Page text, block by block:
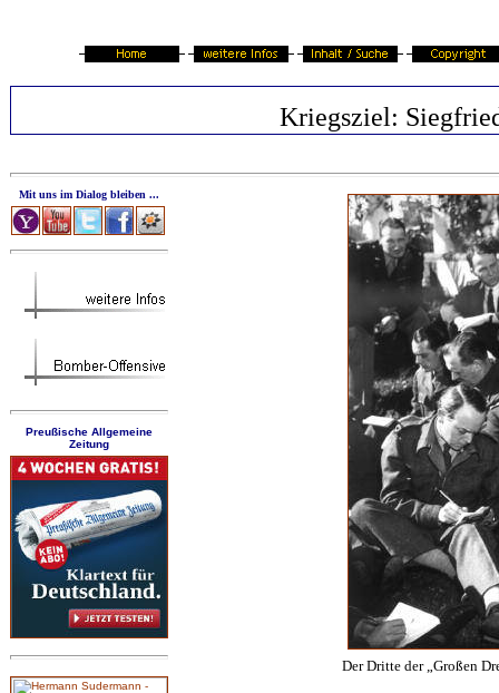
Kriegsziel:
Mit uns im Dialog bleiben ...
Preußische Allgemeine
Zeitung
Der Dritte der „Großen